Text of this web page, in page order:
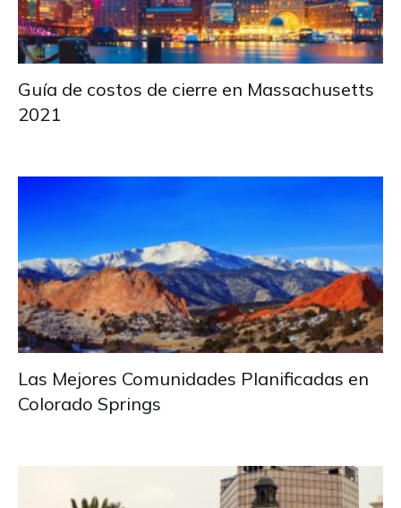
Guía de costos de cierre en Massachusetts
2021
Las Mejores Comunidades Planificadas en
Colorado Springs